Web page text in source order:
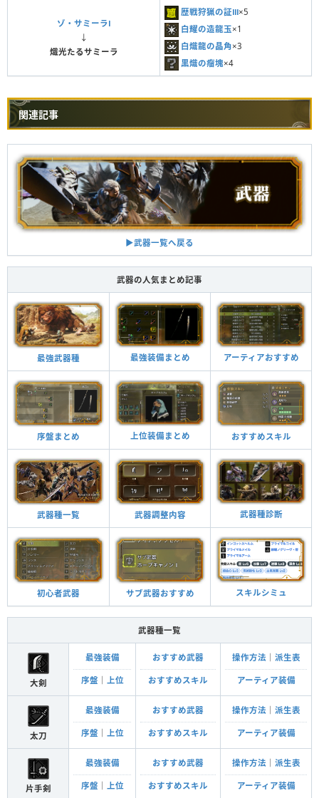
ゾ・サミーラⅠ
↓
熾光たるサミーラ
歴戦狩猟の証Ⅲ×5
白耀の造龍玉×1
白熾龍の晶角×3
黒熾の瘤塊×4
関連記事
▶︎武器一覧へ戻る
武器の人気まとめ記事
最強武器種 最強装備まとめ アーティアおすすめ
序盤まとめ 上位装備まとめ おすすめスキル
武器種一覧 武器調整内容 武器種診断
初心者武器 サブ武器おすすめ スキルシミュ
武器種一覧
大剣
最強装備
序盤 上位
おすすめ武器
おすすめスキル
操作方法 派生表
アーティア装備
太刀
最強装備
序盤 上位
おすすめ武器
おすすめスキル
操作方法 派生表
アーティア装備
片手剣
最強装備
序盤 上位
おすすめ武器
おすすめスキル
操作方法 派生表
アーティア装備